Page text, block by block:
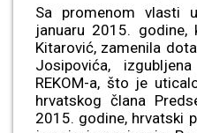
Sa promenom vlasti
januaru 2015. godine,
Kitarović, zamenila
Josipovića,
REKOM-a, što je
hrvatskog člana
2015. godine, hrvatski